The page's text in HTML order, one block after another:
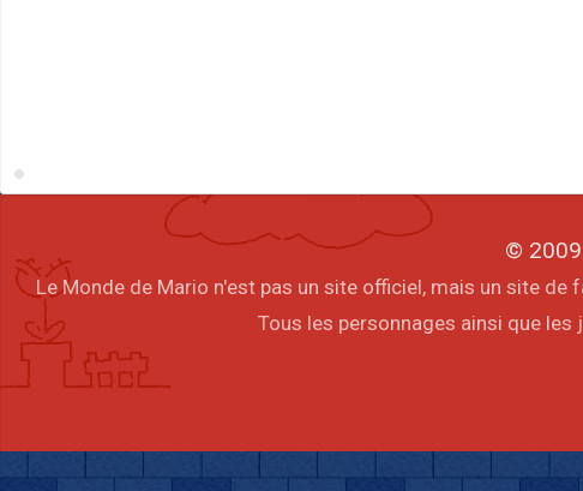
© 2009
Le Monde de Mario n'est pas un site officiel, mais un site
Tous les personnages ainsi que